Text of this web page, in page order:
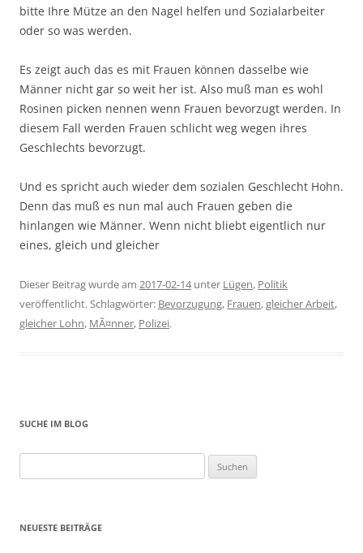
bitte Ihre Mütze an den Nagel helfen und Sozialarbeiter
oder so was werden.
Es zeigt auch das es mit Frauen können dasselbe wie
Männer nicht gar so weit her ist. Also muß man es wohl
Rosinen picken nennen wenn Frauen bevorzugt werden. In
diesem Fall werden Frauen schlicht weg wegen ihres
Geschlechts bevorzugt.
Und es spricht auch wieder dem sozialen Geschlecht Hohn.
Denn das muß es nun mal auch Frauen geben die
hinlangen wie Männer. Wenn nicht bliebt eigentlich nur
eines, gleich und gleicher
Dieser Beitrag wurde am 2017-02-14unter Lügen, Politik
veröffentlicht. Schlagwörter: Bevorzugung, Frauen,gleicher Arbeit,
gleicher Lohn, MÃ¤nner, Polizei.
SUCHE IM BLOG
nach:
NEUESTE BEITRÄGE